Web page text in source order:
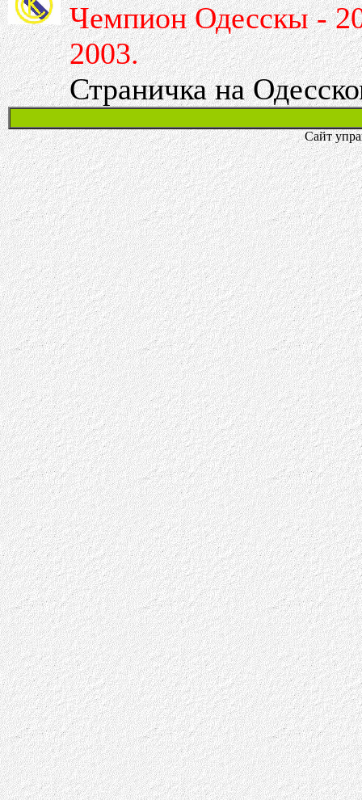
Чемпион Одесскы -
2003.
Страничка на
Сайт